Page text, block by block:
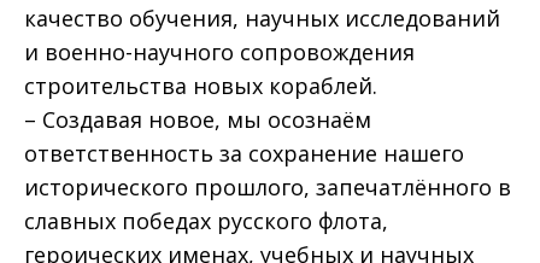
качество обучения, научных исследований
и военно-научного сопровождения
строительства новых кораблей.
– Создавая новое, мы осознаём
ответственность за сохранение нашего
исторического прошлого, запечатлённого в
славных победах русского флота,
героических именах, учебных и научных